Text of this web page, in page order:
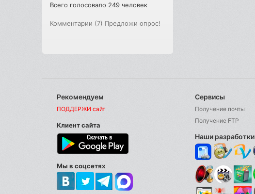
Всего голосовало 249 человек
Комментарии (7) Предложи опрос!
Рекомендуем
ПОДДЕРЖИ сайт
Клиент сайта
Мы в соцсетях
Сервисы
Получение почты
Получение FTP
Наши разработки